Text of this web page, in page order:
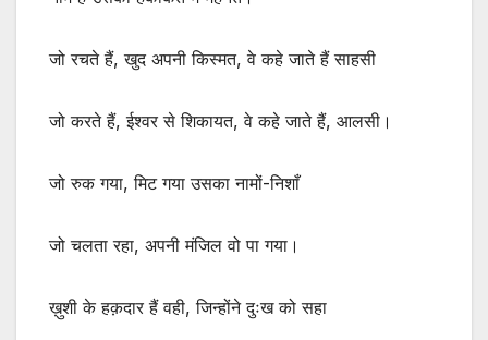
जो रचते हैं, खुद अपनी किस्मत, वे कहे जाते हैं साहसी
जो करते हैं, ईश्वर से शिकायत, वे कहे जाते हैं, आलसी।
जो रुक गया, मिट गया उसका नामों-निशाँ
जो चलता रहा, अपनी मंजिल वो पा गया।
ख़ुशी के हक़दार हैं वही, जिन्होंने दुःख को सहा